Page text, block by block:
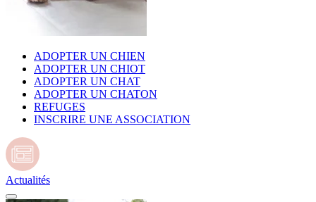
ADOPTER UN CHIEN
ADOPTER UN CHIOT
ADOPTER UN CHAT
ADOPTER UN CHATON
REFUGES
INSCRIRE UNE ASSOCIATION
Actualités